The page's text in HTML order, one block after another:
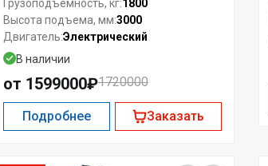
Грузоподъемность, кг:1800
Высота подъема, мм:3000
Двигатель:Электрический
В наличии
от 1599000₽1720000
Подробнее Заказать